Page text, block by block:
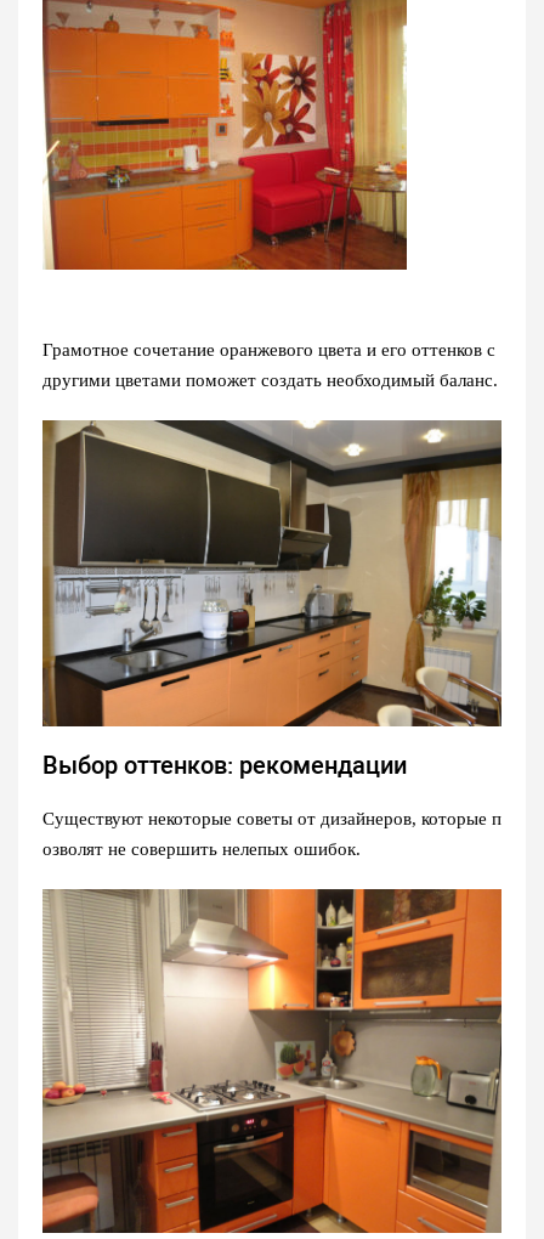
Грамотное сочетание оранжевого цвета и его оттенков с
другими цветами поможет создать необходимый баланс.
Выбор оттенков: рекомендации
Существуют некоторые советы от дизайнеров, которые п
озволят не совершить нелепых ошибок.